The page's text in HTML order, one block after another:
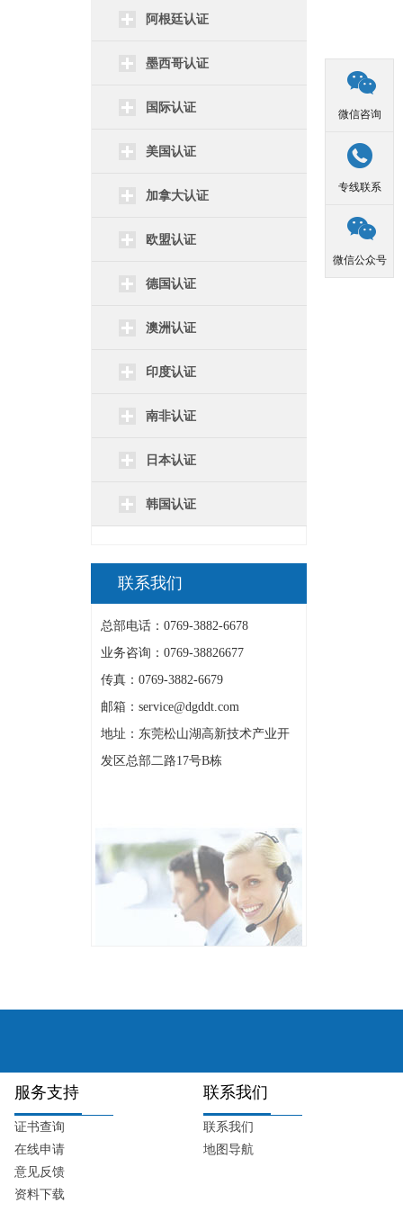
阿根廷认证
墨西哥认证
国际认证
美国认证
加拿大认证
欧盟认证
德国认证
澳洲认证
印度认证
南非认证
日本认证
韩国认证
联系我们
总部电话：0769-3882-6678
业务咨询：0769-38826677
传真：0769-3882-6679
邮箱：service@dgddt.com
地址：东莞松山湖高新技术产业开
发区总部二路17号B栋
服务支持 联系我们
证书查询
在线申请
意见反馈
资料下载
联系我们
地图导航

微信咨询

专线联系

微信公众号